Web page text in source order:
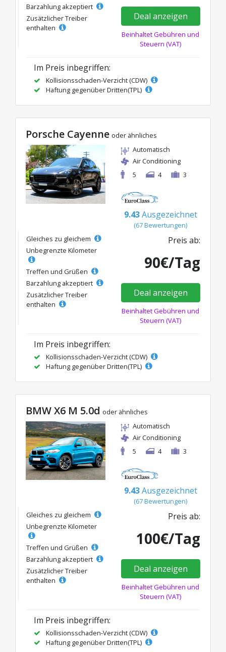
Barzahlung akzeptiert
Zusätzlicher Treiber
enthalten
Deal anzeigen
Beinhaltet Gebühren und
Steuern (VAT)
Im Preis inbegriffen:
Kollisionsschaden-Verzicht (CDW)
Haftung gegenüber Dritten(TPL)
Porsche Cayenne oder ähnliches
Automatisch
Air Conditioning
5
4 3
9.43 Ausgezeichnet
(67 Bewertungen)
Gleiches zu gleichem
Unbegrenzte Kilometer
Treffen und Grüßen
Barzahlung akzeptiert
Zusätzlicher Treiber
enthalten
Preis ab:
90€/Tag
Deal anzeigen
Beinhaltet Gebühren und
Steuern (VAT)
Im Preis inbegriffen:
Kollisionsschaden-Verzicht (CDW)
Haftung gegenüber Dritten(TPL)
BMW X6 M 5.0d oder ähnliches
Automatisch
Air Conditioning
5
4 3
9.43 Ausgezeichnet
(67 Bewertungen)
Gleiches zu gleichem
Unbegrenzte Kilometer
Treffen und Grüßen
Barzahlung akzeptiert
Zusätzlicher Treiber
enthalten
Preis ab:
100€/Tag
Deal anzeigen
Beinhaltet Gebühren und
Steuern (VAT)
Im Preis inbegriffen:
Kollisionsschaden-Verzicht (CDW)
Haftung gegenüber Dritten(TPL)